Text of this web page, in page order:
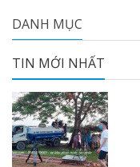
DANH MỤC
TIN MỚI NHẤT